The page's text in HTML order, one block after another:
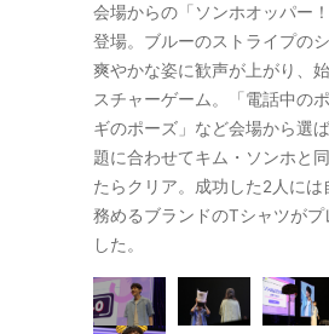
会場からの「ソンホオッパー
登場。ブルーのストライプの
爽やかな姿に歓声が上がり、
スチャーゲーム。「電話中の
ギのポーズ」など会場から選
題に合わせてキム・ソンホと
たらクリア。成功した2人には
務めるブランドのTシャツがプ
した。